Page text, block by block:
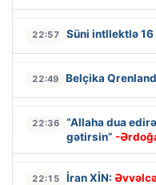
22:57 Süni intllektlə
22:49 Belçika
22:36
“Allaha dua
gətirsin” -
22:15 İran XİN: